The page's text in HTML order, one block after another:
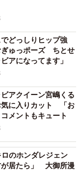
どっしりヒップ強
ゅっポーズ ちとせ
アになってます」
アクイーン宮嶋くる
に入りカット 「お
メントもキュート
のホンダレジェン
居たら」 大御所漫